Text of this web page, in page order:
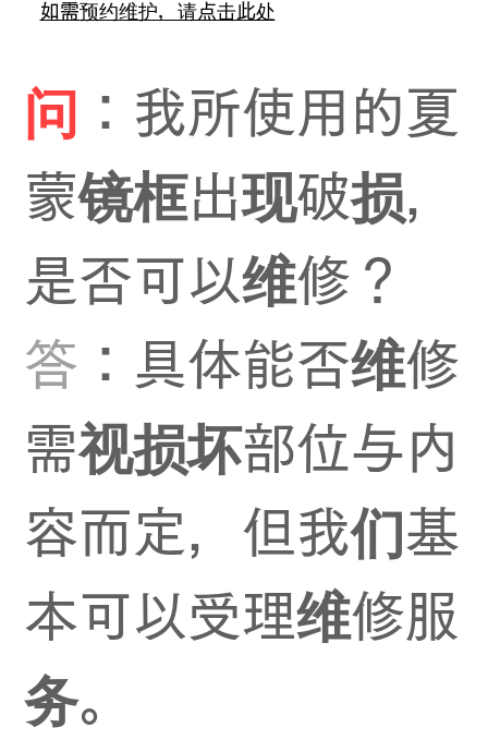
如需预约维护，请点击此处
问 ：我所使用的夏
蒙镜框出现破损，
是否可以维修？
答 ：具体能否维修
需视损坏部位与内
容而定，但我们基
本可以受理维修服
务。